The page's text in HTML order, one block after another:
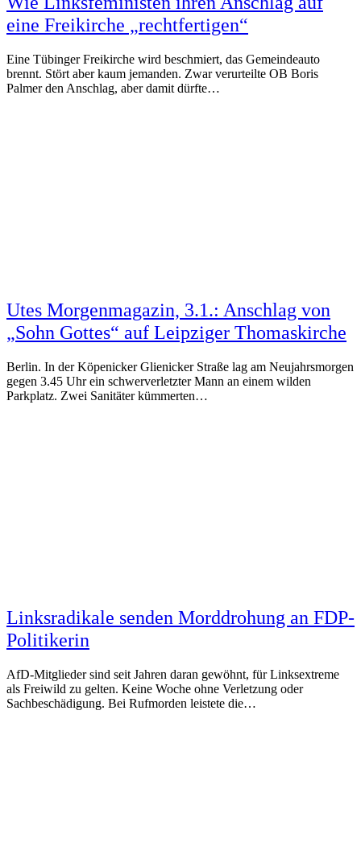
eine Freikirche „rechtfertigen“
Eine Tübinger Freikirche wird beschmiert, das Gemeindeauto
brennt. Stört aber kaum jemanden. Zwar verurteilte OB Boris
Palmer den Anschlag, aber damit dürfte…
Utes Morgenmagazin, 3.1.: Anschlag von
„Sohn Gottes“ auf Leipziger Thomaskirche
Berlin. In der Köpenicker Glienicker Straße lag am Neujahrsmorgen
gegen 3.45 Uhr ein schwerverletzter Mann an einem wilden
Parkplatz. Zwei Sanitäter kümmerten…
Linksradikale senden Morddrohung an FDP-
Politikerin
AfD-Mitglieder sind seit Jahren daran gewöhnt, für Linksextreme
als Freiwild zu gelten. Keine Woche ohne Verletzung oder
Sachbeschädigung. Bei Rufmorden leistete die…